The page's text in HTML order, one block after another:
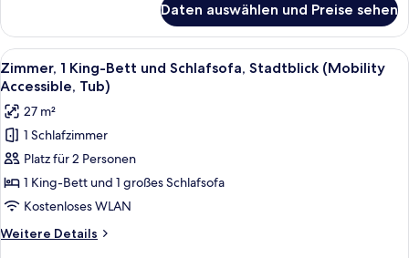
anzeigen
2 Queen-
Betten
(Mobility/Hearing
Access,
In
Shwr)
Daten auswählen und Preise sehen
Alle
Fotos
für
Zimmer,
1 King-
Bett
und
Schlafsofa,
Stadtblick
(Mobility
Ein modernes Hotelzimmer mit
6
Zimmer, 1 King-Bett und Schlafsofa, Stadtblick (Mobility
Accessible, Tub)
27 m²
1 Schlafzimmer
Platz für 2 Personen
1 King-Bett und 1 großes Schlafsofa
Kostenloses WLAN
Weitere Details
Weitere